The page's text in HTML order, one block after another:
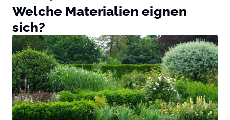
Welche Materialien eignen
sich?